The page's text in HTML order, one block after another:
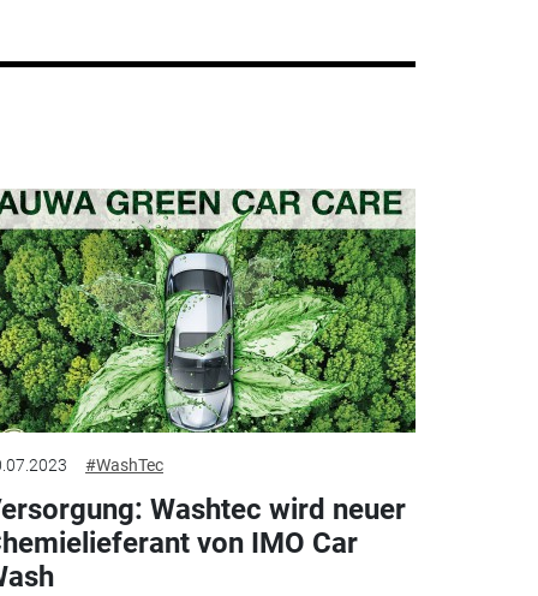
#WashTec
Washtec wird neuer
von IMO Car